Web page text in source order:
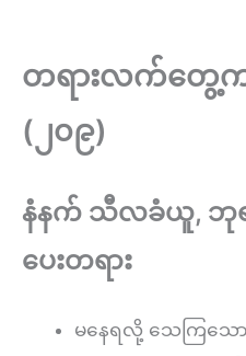
တရားလက်တွေ့ကျ
(၂၀၉)
နံနက် သီလခံယူ, ဘု
ပေးတရား
မနေရလို့ သေကြသော